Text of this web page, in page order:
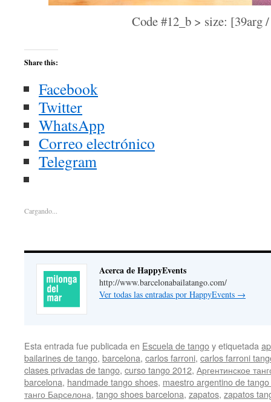
Code #12_b > size: [39arg
Share this:
Facebook
Twitter
WhatsApp
Correo electrónico
Telegram
Cargando...
Acerca de HappyEvents
http://www.barcelonabailatango.com/
Ver todas las entradas por HappyEvents →
Esta entrada fue publicada en Escuela de tangoy etiquetada
bailarines de tango, barcelona, carlos farroni, carlos farroni
clases privadas de tango, curso tango 2012, Аргентинское
barcelona, handmade tango shoes, maestro argentino de
танго Барселона, tango shoes barcelona, zapatos, zapatos